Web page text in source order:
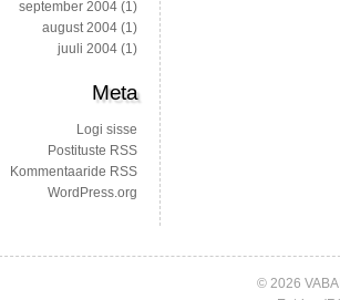
september 2004 (1)
august 2004 (1)
juuli 2004 (1)
Meta
Logi sisse
Postituste RSS
Kommentaaride RSS
WordPress.org
© 2026